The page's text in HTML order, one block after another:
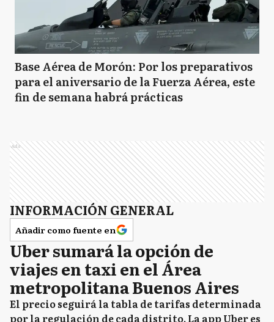
Base Aérea de Morón: Por los preparativos
para el aniversario de la Fuerza Aérea, este
fin de semana habrá prácticas
Ads
INFORMACIÓN GENERAL
Añadir como fuente en
Uber sumará la opción de
viajes en taxi en el Área
metropolitana Buenos Aires
El precio seguirá la tabla de tarifas determinada
por la regulación de cada distrito. La app Uber es